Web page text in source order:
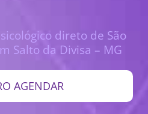
direto de São
Salto da Divisa – MG
AGENDAR